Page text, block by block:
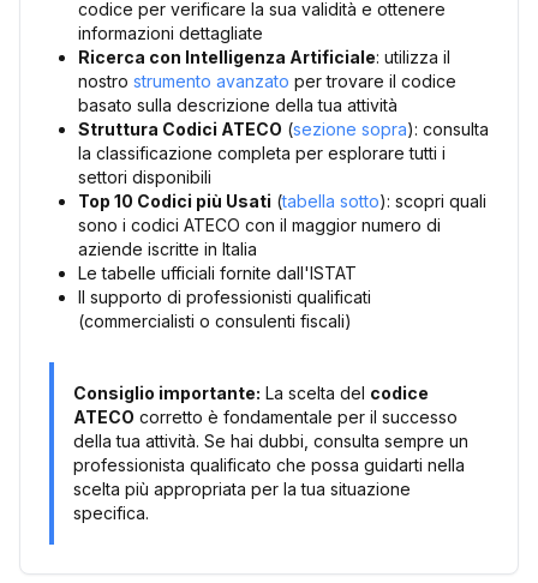
codice per verificare la sua validità e ottenere
informazioni dettagliate
Ricerca con Intelligenza Artificiale: utilizza il
nostro strumento avanzato per trovare il codice
basato sulla descrizione della tua attività
Struttura Codici ATECO (sezione sopra): consulta
la classificazione completa per esplorare tutti i
settori disponibili
Top 10 Codici più Usati (tabella sotto): scopri quali
sono i codici ATECO con il maggior numero di
aziende iscritte in Italia
Le tabelle ufficiali fornite dall'ISTAT
Il supporto di professionisti qualificati
(commercialisti o consulenti fiscali)
Consiglio importante: La scelta del codice
ATECO corretto è fondamentale per il successo
della tua attività. Se hai dubbi, consulta sempre un
professionista qualificato che possa guidarti nella
scelta più appropriata per la tua situazione
specifica.